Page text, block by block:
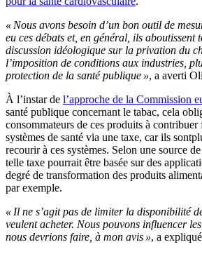
« Nous avons besoin d’un bon outil de
eu ces débats et, en général, ils aboutissent
discussion idéologique sur la privation du
l’imposition de conditions aux industries,
protection de la santé publique », a averti
À l’instar de l’approche de la Commission
santé publique concernant le tabac, cela
consommateurs de ces produits à
systèmes de santé via une taxe, car ils
recourir à ces systèmes. Selon une source
telle taxe pourrait être basée sur des
degré de transformation des produits
par exemple.
« Il ne s’agit pas de limiter la disponibilité
veulent acheter. Nous pouvons influencer
nous devrions faire, à mon avis », a